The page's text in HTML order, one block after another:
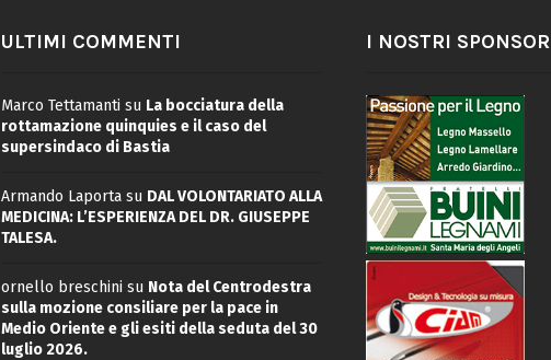
ULTIMI COMMENTI
Marco Tettamanti su La bocciatura della
rottamazione quinquies e il caso del
supersindaco di Bastia
Armando Laportasu DAL VOLONTARIATO ALLA
MEDICINA: L’ESPERIENZA DEL DR. GIUSEPPE
TALESA.
ornello breschini su Nota del Centrodestra
sulla mozione consiliare per la pace in
Medio Oriente e gli esiti della seduta del 30
luglio 2026.
I NOSTRI SPONSOR